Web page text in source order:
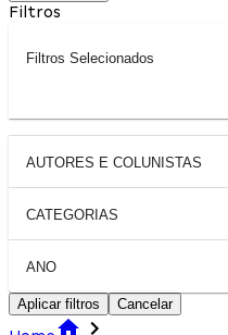
Filtros
Filtros Selecionados
AUTORES E COLUNISTAS
CATEGORIAS
ANO
Aplicar filtros Cancelar